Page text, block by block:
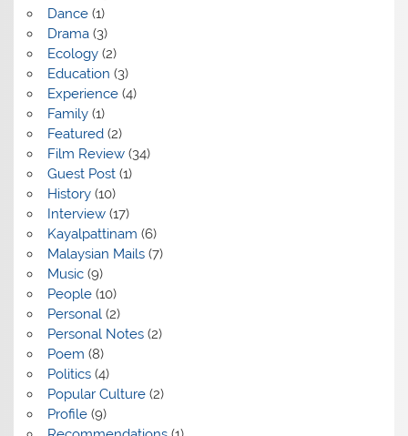
Dance(1)
Drama(3)
Ecology(2)
Education (3)
Experience(4)
Family(1)
Featured(2)
Film Review(34)
Guest Post(1)
History(10)
Interview(17)
Kayalpattinam (6)
Malaysian Mails(7)
Music(9)
People(10)
Personal (2)
Personal Notes(2)
Poem (8)
Politics(4)
Popular Culture(2)
Profile(9)